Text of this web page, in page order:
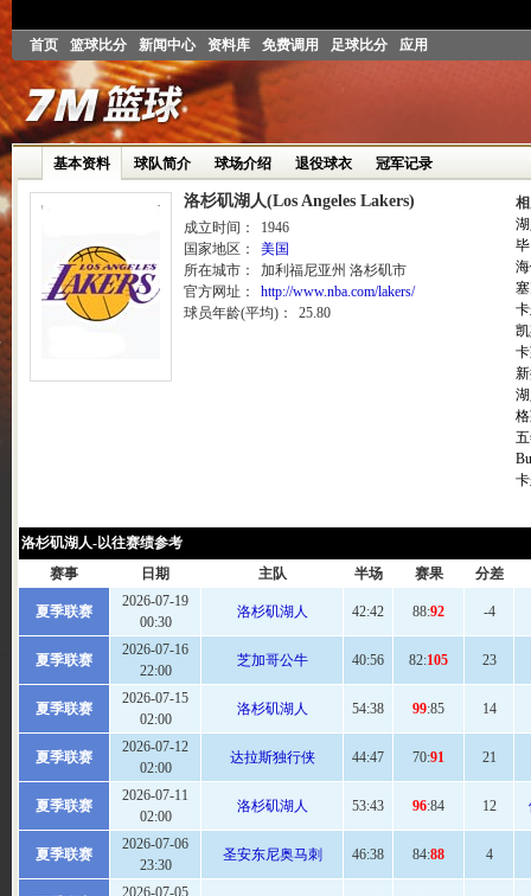
首页 篮球比分 新闻中心 资料库 免费调用 足球比分 应用
基本资料 球队简介 球场介绍 退役球衣 冠军记录
洛杉矶湖人(Los Angeles Lakers)
成立时间：
1946
国家地区：
美国
所在城市：
加利福尼亚州 洛杉矶市
官方网址：
http://www.nba.com/lakers/
球员年龄(平均)：
25.80
洛杉矶湖人-以往赛绩参考
赛事
日期 主队 半场 赛果 分差
夏季联赛
2026-07-19
00:30
洛杉矶湖人 42:42 88:92 -4
夏季联赛
2026-07-16
22:00
芝加哥公牛 40:56 82:105 23
夏季联赛
2026-07-15
02:00
洛杉矶湖人 54:38 99:85 14
夏季联赛
2026-07-12
02:00
达拉斯独行侠 44:47 70:91 21
夏季联赛
2026-07-11
02:00
洛杉矶湖人 53:43 96:84 12
夏季联赛
2026-07-06
23:30
圣安东尼奥马刺 46:38 84:88 4
2026-07-05